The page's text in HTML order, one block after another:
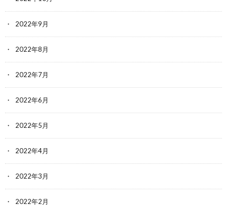
2022年9月
2022年8月
2022年7月
2022年6月
2022年5月
2022年4月
2022年3月
2022年2月